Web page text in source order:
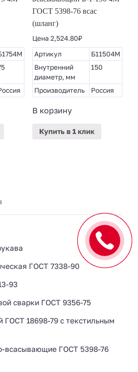
ГОСТ 5398-76 всас
(шланг)
Цена 2,524.80₽
Артикул
Б11504М
Внутренний
диаметр, мм
150
Производитель Россия
В корзину
Купить в 1 клик
ГОСТ 7338-90
93
сварки ГОСТ 9356-75
ГОСТ 18698-79 с текстильным
всасывающие ГОСТ 5398-76